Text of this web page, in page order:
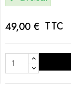
49,00 € TTC